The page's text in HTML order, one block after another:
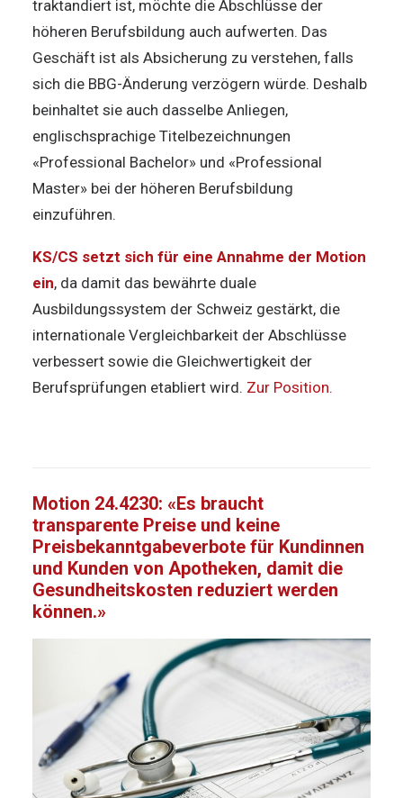
traktandiert ist, möchte die Abschlüsse der
höheren Berufsbildung auch aufwerten. Das
Geschäft ist als Absicherung zu verstehen, falls
sich die BBG-Änderung verzögern würde. Deshalb
beinhaltet sie auch dasselbe Anliegen,
englischsprachige Titelbezeichnungen
«Professional Bachelor» und «Professional
Master» bei der höheren Berufsbildung
einzuführen.
KS/CS setzt sich für eine Annahme der Motion
ein, da damit das bewährte duale
Ausbildungssystem der Schweiz gestärkt, die
internationale Vergleichbarkeit der Abschlüsse
verbessert sowie die Gleichwertigkeit der
Berufsprüfungen etabliert wird. Zur Position.
Motion 24.4230: «Es braucht
transparente Preise und keine
Preisbekanntgabeverbote für Kundinnen
und Kunden von Apotheken, damit die
Gesundheitskosten reduziert werden
können.»